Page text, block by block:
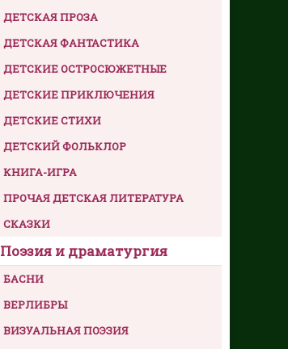
ДЕТСКАЯ ПРОЗА
ДЕТСКАЯ ФАНТАСТИКА
ДЕТСКИЕ ОСТРОСЮЖЕТНЫЕ
ДЕТСКИЕ ПРИКЛЮЧЕНИЯ
ДЕТСКИЕ СТИХИ
ДЕТСКИЙ ФОЛЬКЛОР
КНИГА-ИГРА
ПРОЧАЯ ДЕТСКАЯ ЛИТЕРАТУРА
СКАЗКИ
Поэзия и драматургия
БАСНИ
ВЕРЛИБРЫ
ВИЗУАЛЬНАЯ ПОЭЗИЯ